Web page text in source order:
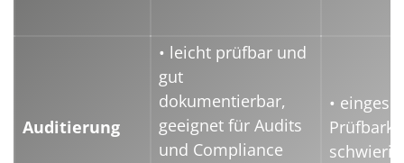
Auditierung
• leicht prüfbar und
gut
dokumentierbar,
geeignet für Audits
und Compliance
•